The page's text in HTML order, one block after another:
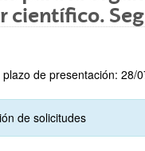
científico.
de presentación: 28/
de solicitudes